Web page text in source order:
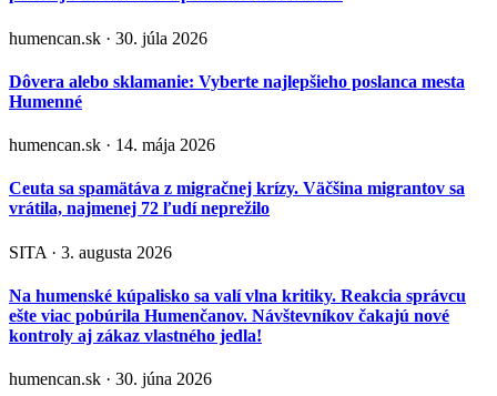
humencan.sk · 30. júla 2026
Dôvera alebo sklamanie: Vyberte najlepšieho poslanca mesta
Humenné
humencan.sk · 14. mája 2026
Ceuta sa spamätáva z migračnej krízy. Väčšina migrantov sa
vrátila, najmenej 72 ľudí neprežilo
SITA · 3. augusta 2026
Na humenské kúpalisko sa valí vlna kritiky. Reakcia správcu
ešte viac pobúrila Humenčanov. Návštevníkov čakajú nové
kontroly aj zákaz vlastného jedla!
humencan.sk · 30. júna 2026